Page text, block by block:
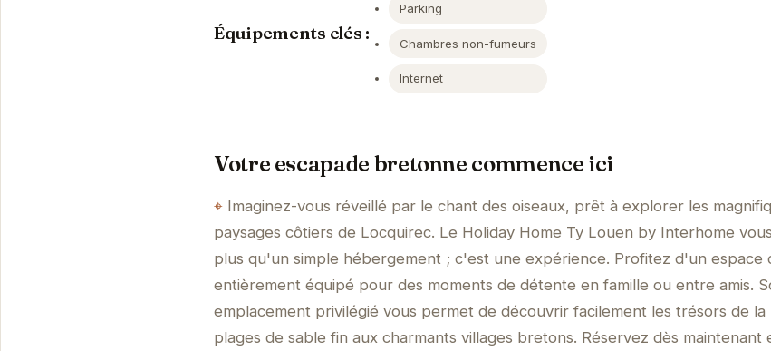
Équipements clés :
Parking
Chambres non-fumeurs
Internet
Votre escapade bretonne commence ici
Imaginez-vous réveillé par le chant des oiseaux, prêt à explorer les
paysages côtiers de Locquirec. Le Holiday Home Ty Louen by Interhome
plus qu'un simple hébergement ; c'est une expérience. Profitez d'un espace
entièrement équipé pour des moments de détente en famille ou entre amis.
emplacement privilégié vous permet de découvrir facilement les trésors de la
plages de sable fin aux charmants villages bretons. Réservez dès maintenant